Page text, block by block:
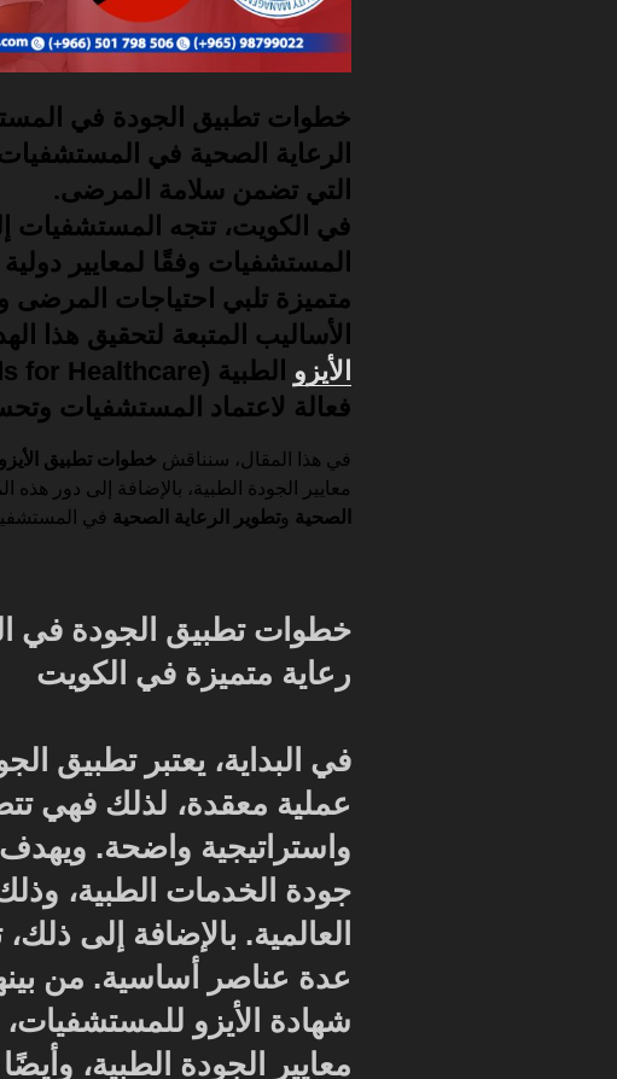
خطوات تطبيق الجودة في
الرعاية الصحية في المستشفيات
التي تضمن سلامة المرضى.
في الكويت، تتجه المستشفيات
المستشفيات وفقًا لمعايير
متميزة تلبي احتياجات المرضى
الأساليب المتبعة لتحقيق هذا
الأيزو الطبية
فعالة لاعتماد المستشفيات
في هذا المقال، سنناقش خطوات تطبيق
معايير الجودة الطبية، بالإضافة إلى دور هذه
الصحية وتطوير الرعاية الصحية في
خطوات تطبيق الجودة في
رعاية متميزة في الكويت
في البداية، يعتبر تطبيق
عملية معقدة، لذلك فهي
واستراتيجية واضحة.
جودة الخدمات الطبية، وذلك
العالمية. بالإضافة إلى
عدة عناصر أساسية. من
شهادة الأيزو
معايير الجودة الطبية،